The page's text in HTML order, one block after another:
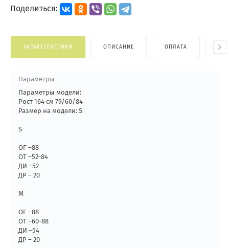
Поделиться:
ХАРАКТЕРИСТИКИ ОПИСАНИЕ ОПЛАТА
Параметры
Параметры модели:
Рост 164 см 79/60/84
Размер на модели: S
S
ОГ –88
ОТ –52-84
ДИ –52
ДР – 20
M
ОГ –88
ОТ –60-88
ДИ –54
ДР – 20